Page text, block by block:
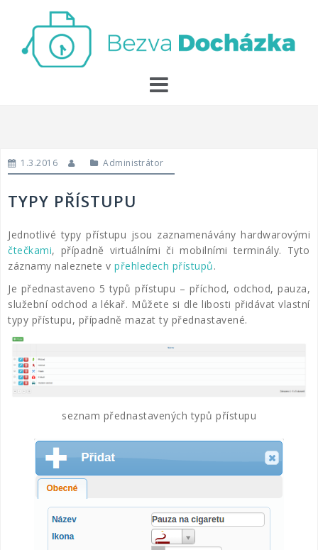
content
1.3.2016 Administrátor
TYPY PŘÍSTUPU
Jednotlivé typy přístupu jsou zaznamenávány hardwarovými
čtečkami, případně virtuálními či mobilními terminály. Tyto
záznamy naleznete v přehledech přístupů.
Je přednastaveno 5 typů přístupu – příchod, odchod, pauza,
služební odchod a lékař. Můžete si dle libosti přidávat vlastní
typy přístupu, případně mazat ty přednastavené.
seznam přednastavených typů přístupu